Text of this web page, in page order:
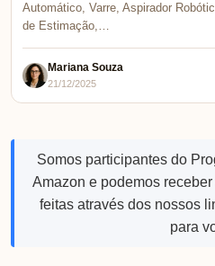
Automático, Varre, Aspirador
de Estimação,…
Mariana Souza
21/12/2025
Somos participantes do
Amazon e podemos
feitas através dos nossos
para